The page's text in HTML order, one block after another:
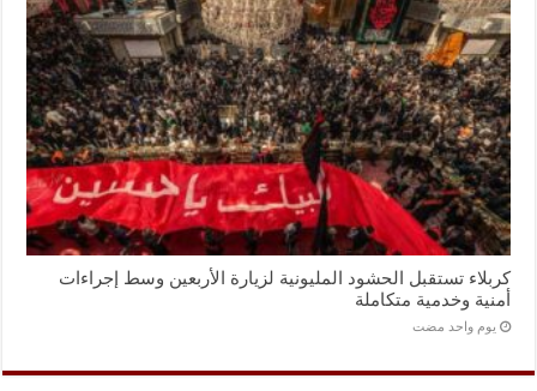
كربلاء تستقبل الحشود المليونية لزيارة الأربعين وسط إجراءات
أمنية وخدمية متكاملة
‏يوم واحد مضت